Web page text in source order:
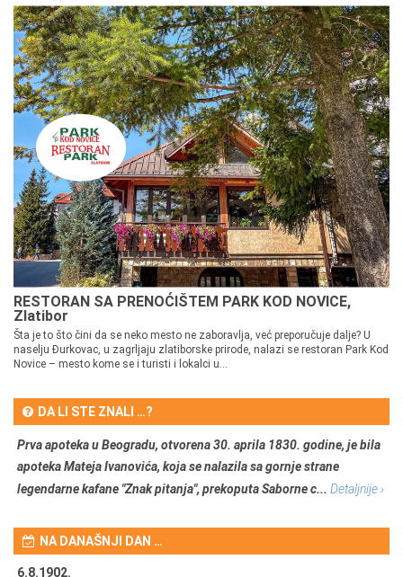
RESTORAN SA PRENOĆIŠTEM PARK KOD NOVICE,
Zlatibor
Šta je to što čini da se neko mesto ne zaboravlja, već preporučuje dalje? U
naselju Đurkovac, u zagrljaju zlatiborske prirode, nalazi se restoran Park Kod
Novice – mesto kome se i turisti i lokalci u...
DA LI STE ZNALI …?
Prva apoteka u Beogradu, otvorena 30. aprila 1830. godine, je bila
apoteka Mateja Ivanovića, koja se nalazila sa gornje strane
legendarne kafane "Znak pitanja", prekoputa Saborne c... Detaljnije ›
NA DANAŠNJI DAN …
6.8.1902.